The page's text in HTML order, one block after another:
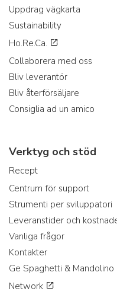
Uppdrag vägkarta
Sustainability
Ho.Re.Ca.
Collaborera med oss
Bliv leverantör
Bliv återförsäljare
Consiglia ad un amico
Verktyg och stöd
Recept
Centrum för support
Strumenti per sviluppatori
Leveranstider och
Vanliga frågor
Kontakter
Ge Spaghetti & Mandolino
Network